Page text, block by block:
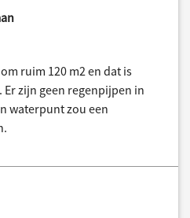
ruim 120 m2 en dat is
zijn geen regenpijpen in
waterpunt zou een